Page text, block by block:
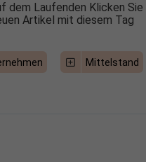
dem Laufenden Klicken Sie
Artikel mit diesem Tag
Mittelstand